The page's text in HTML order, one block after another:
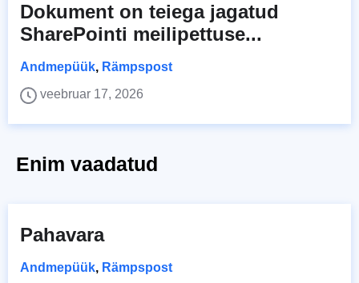
Dokument on teiega jagatud
SharePointi meilipettuse...
Andmepüük, Rämpspost
veebruar 17, 2026
Enim vaadatud
Pahavara
Andmepüük, Rämpspost